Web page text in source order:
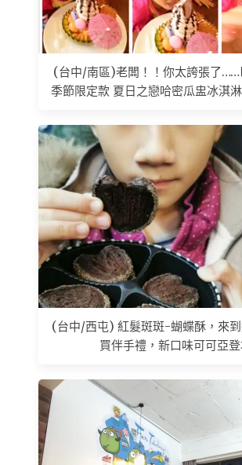
(台中/南區)老闆！！你太誇張了……
季節限定款 夏日之戀哈密瓜盅冰淇
(台中/西屯) 紅髮斑斑-蝴蝶酥，來
買伴手禮，新口味可可亞